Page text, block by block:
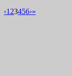
‹1 23456›»